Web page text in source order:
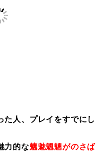
た人、プレイをすでにし
力的な魑魅魍魎がのさば